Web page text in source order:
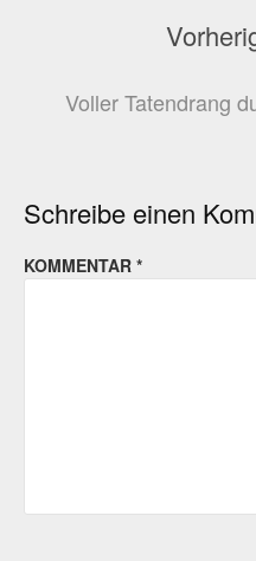
Voller Tatendrang
Schreibe einen
KOMMENTAR *